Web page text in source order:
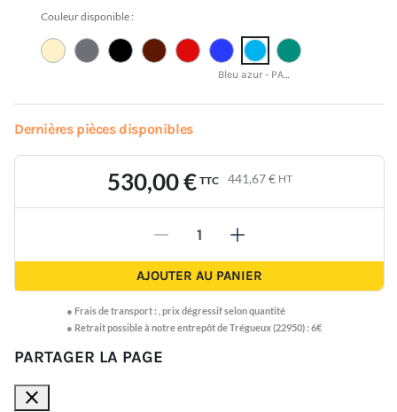
Couleur disponible :
Bleu azur - PANTONE 17-4433 TCX
Dernières pièces disponibles
530,00 € TTC 441,67 € HT
- +
AJOUTER AU PANIER
● Frais de transport : prix dégressif selon quantité
● Retrait possible à notre entrepôt de Trégueux (22950) : 6€
PARTAGER LA PAGE
close